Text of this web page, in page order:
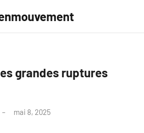
grandes ruptures
mai 8, 2025